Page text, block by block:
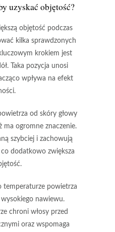
uzyskać objętość?
objętość podczas
kilka sprawdzonych
krokiem jest
. Taka pozycja unosi
wpływa na efekt
od skóry głowy
ma ogromne znaczenie.
szybciej i zachowują
dodatkowo zwiększa
temperaturze powietrza
nawiewu.
chroni włosy przed
oraz wspomaga